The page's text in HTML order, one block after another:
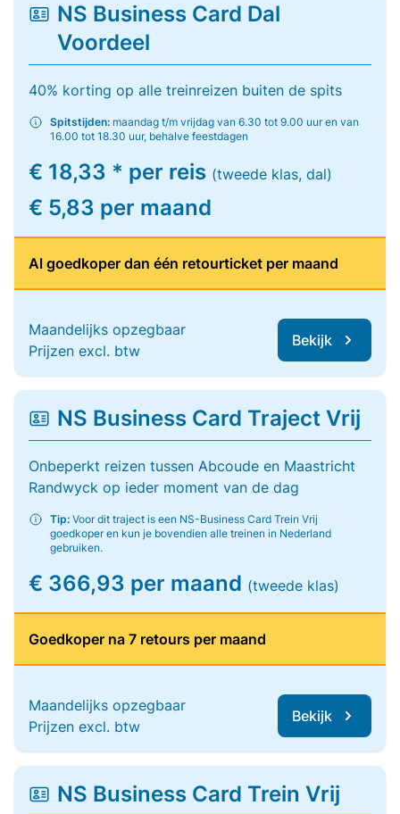
NS Business Card Dal
Voordeel
40% korting op alle treinreizen buiten de spits
Spitstijden: maandag t/m vrijdag van 6.30 tot 9.00 uur en van
16.00 tot 18.30 uur, behalve feestdagen
€ 18,33 * per reis (tweede klas, dal)
€ 5,83 per maand
Al goedkoper dan één retourticket per maand
Maandelijks opzegbaar
Prijzen excl. btw
Bekijk
NS Business Card Traject Vrij
Onbeperkt reizen tussen Abcoude en Maastricht
Randwyck op ieder moment van de dag
Tip: Voor dit traject is een NS-Business Card Trein Vrij
goedkoper en kun je bovendien alle treinen in Nederland
gebruiken.
€ 366,93 per maand (tweede klas)
Goedkoper na 7 retours per maand
Maandelijks opzegbaar
Prijzen excl. btw
Bekijk
NS Business Card Trein Vrij